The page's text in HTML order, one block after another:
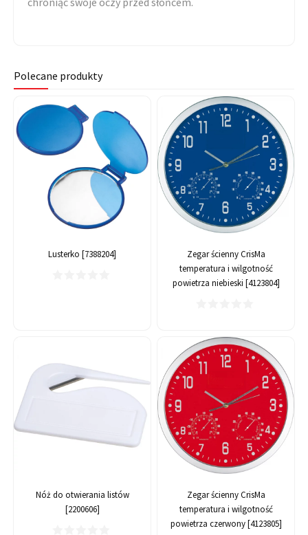
Polecane produkty
Lusterko [7388204]
Zegar ścienny CrisMa
temperatura i wilgotność
powietrza niebieski [4123804]
Nóż do otwierania listów
[2200606]
Zegar ścienny CrisMa
temperatura i wilgotność
powietrza czerwony [4123805]